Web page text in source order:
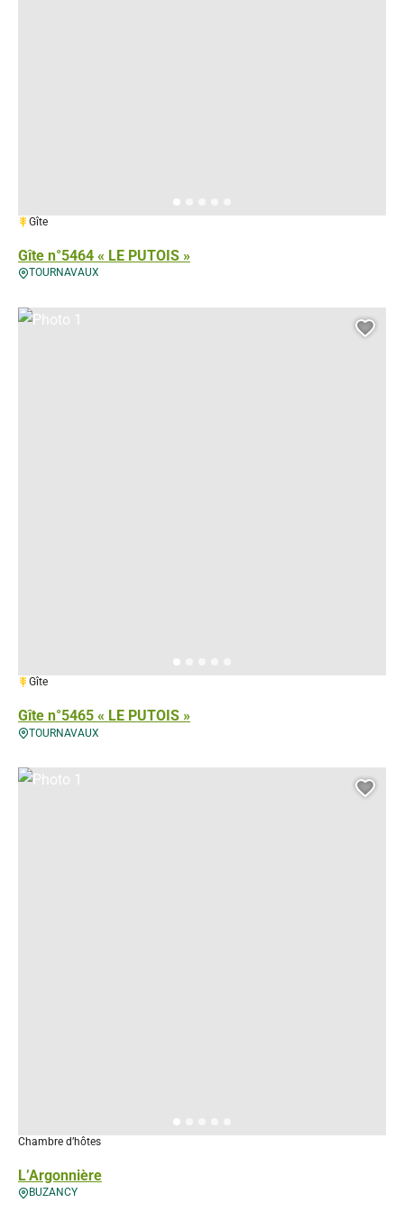
Gîte n°5464 « LE PUTOIS »
1 épi
Gîte
TOURNAVAUX
Gîte n°5465 « LE PUTOIS »
1 épi
Gîte
TOURNAVAUX
Photo 1, © Gérés
L’Argonnière
Chambre d’hôtes
BUZANCY
Photo 1, © Droits gérés – GITES DE France